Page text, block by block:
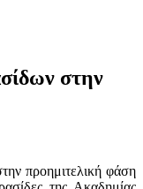
στην
προημιτελική φάση